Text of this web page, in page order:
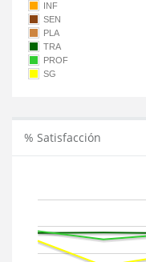
INF
SEN
PLA
TRA
PROF
SG
% Satisfacción